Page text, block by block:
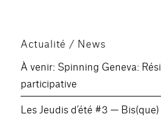
Actualité / News
À venir: Spinning Geneva:
participative
Les Jeudis d’été #3 —